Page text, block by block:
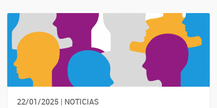
22/01/2025 | NOTICIAS